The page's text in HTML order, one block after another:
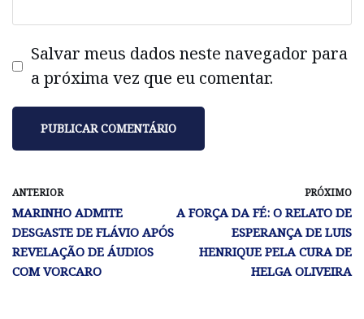
Salvar meus dados neste navegador para
a próxima vez que eu comentar.
ANTERIOR
MARINHO ADMITE
DESGASTE DE FLÁVIO APÓS
REVELAÇÃO DE ÁUDIOS
COM VORCARO
PRÓXIMO
A FORÇA DA FÉ: O RELATO DE
ESPERANÇA DE LUIS
HENRIQUE PELA CURA DE
HELGA OLIVEIRA